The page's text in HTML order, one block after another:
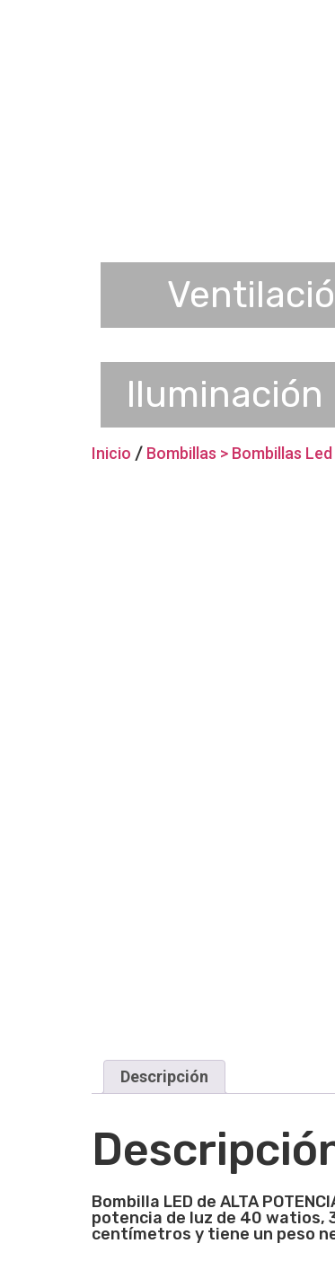
Iluminación
Inicio / Bombillas > Bombillas Led
Descripción
Bombilla LED de ALTA
potencia de luz de 40 watios,
centímetros y tiene un peso